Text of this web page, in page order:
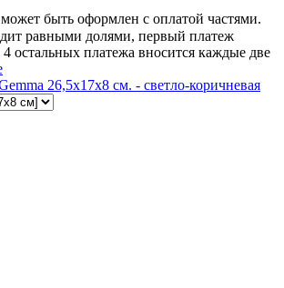
быть оформлен с оплатой частями.
равными долями, первый платеж
4 остальных платежа вносится каждые две
26,5x17x8 см. - светло-коричневая